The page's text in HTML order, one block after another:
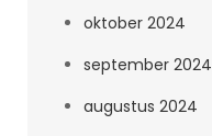
oktober 2024
september 2024
augustus 2024